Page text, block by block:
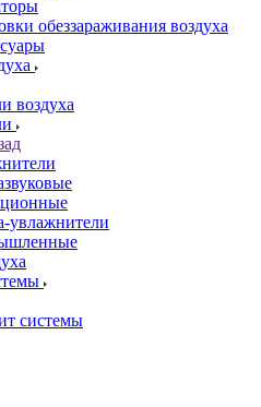
обеззараживания воздуха
воздуха
увлажнители
системы